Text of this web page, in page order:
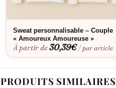
Sweat personnalisable – Couple
« Amoureux Amoureuse »
À partir de30,39€ / par article
PRODUITS SIMILAIRES